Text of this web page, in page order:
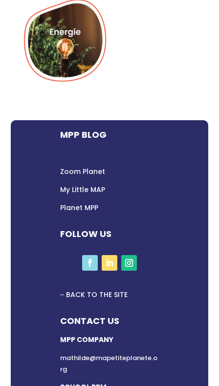
MPP BLOG
Zoom Planet
My Little MAP
Planet MPP
FOLLOW US
BACK TO THE SITE
CONTACT US
MPP COMPANY
mathilde@mapetiteplanete.o
rg